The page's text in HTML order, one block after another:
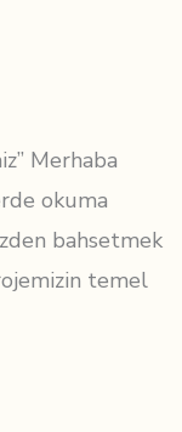
Merhaba
okuma
bahsetmek
temel